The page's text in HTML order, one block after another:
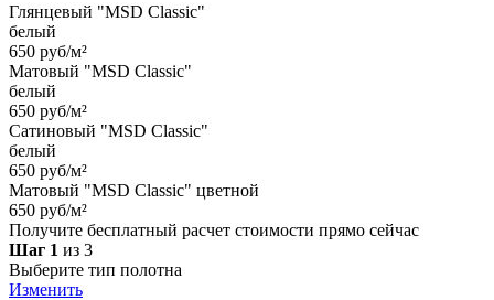
Глянцевый "MSD Classic"
белый
650 руб/м²
Матовый "MSD Classic"
белый
650 руб/м²
Сатиновый "MSD Classic"
белый
650 руб/м²
Матовый "MSD Classic" цветной
650 руб/м²
Получите бесплатный расчет стоимости прямо сейчас
Шаг 1 из 3
Выберите тип полотна
Изменить